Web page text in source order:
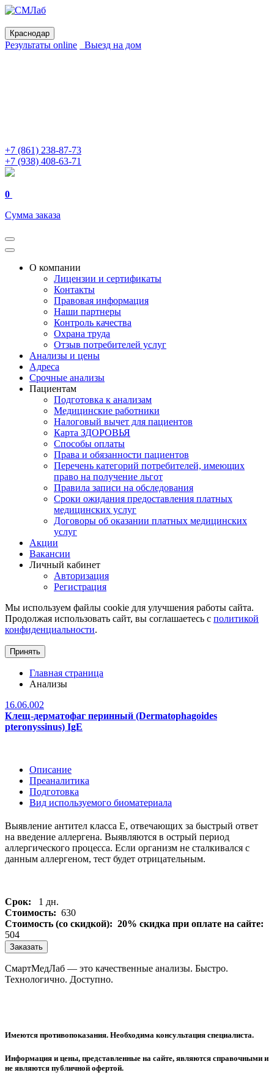
Краснодар
Результаты online Выезд на дом
+7 (861) 238-87-73
+7 (938) 408-63-71
0
Сумма заказа
О компании
Лицензии и сертификаты
Контакты
Правовая информация
Наши партнеры
Контроль качества
Охрана труда
Отзыв потребителей услуг
Анализы и цены
Адреса
Срочные анализы
Пациентам
Подготовка к анализам
Медицинские работники
Налоговый вычет для пациентов
Карта ЗДОРОВЬЯ
Способы оплаты
Права и обязанности пациентов
Перечень категорий потребителей, имеющих
право на получение льгот
Правила записи на обследования
Сроки ожидания предоставления платных
медицинских услуг
Договоры об оказании платных медицинских
услуг
Акции
Вакансии
Личный кабинет
Авторизация
Регистрация
Мы используем файлы cookie для улучшения работы сайта.
Продолжая использовать сайт, вы соглашаетесь с политикой
конфиденциальности.
Принять
Главная страница
Анализы
16.06.002
Клещ-дерматофаг перинный (Dermatophagoides
pteronyssinus) IgE
Описание
Преаналитика
Подготовка
Вид используемого биоматериала
Выявление антител класса Е, отвечающих за быстрый ответ
на введение аллергена. Выявляются в острый период
аллергического процесса. Если организм не сталкивался с
данным аллергеном, тест будет отрицательным.
Срок:
1 дн.
Стоимость: 630
Стоимость (со скидкой): 20% скидка при оплате на сайте:
504
Заказать
СмартМедЛаб — это качественные анализы. Быстро.
Технологично. Доступно.
Имеются противопоказания. Необходима консультация специалиста.
Информация и цены, представленные на сайте, являются справочными и
не являются публичной офертой.